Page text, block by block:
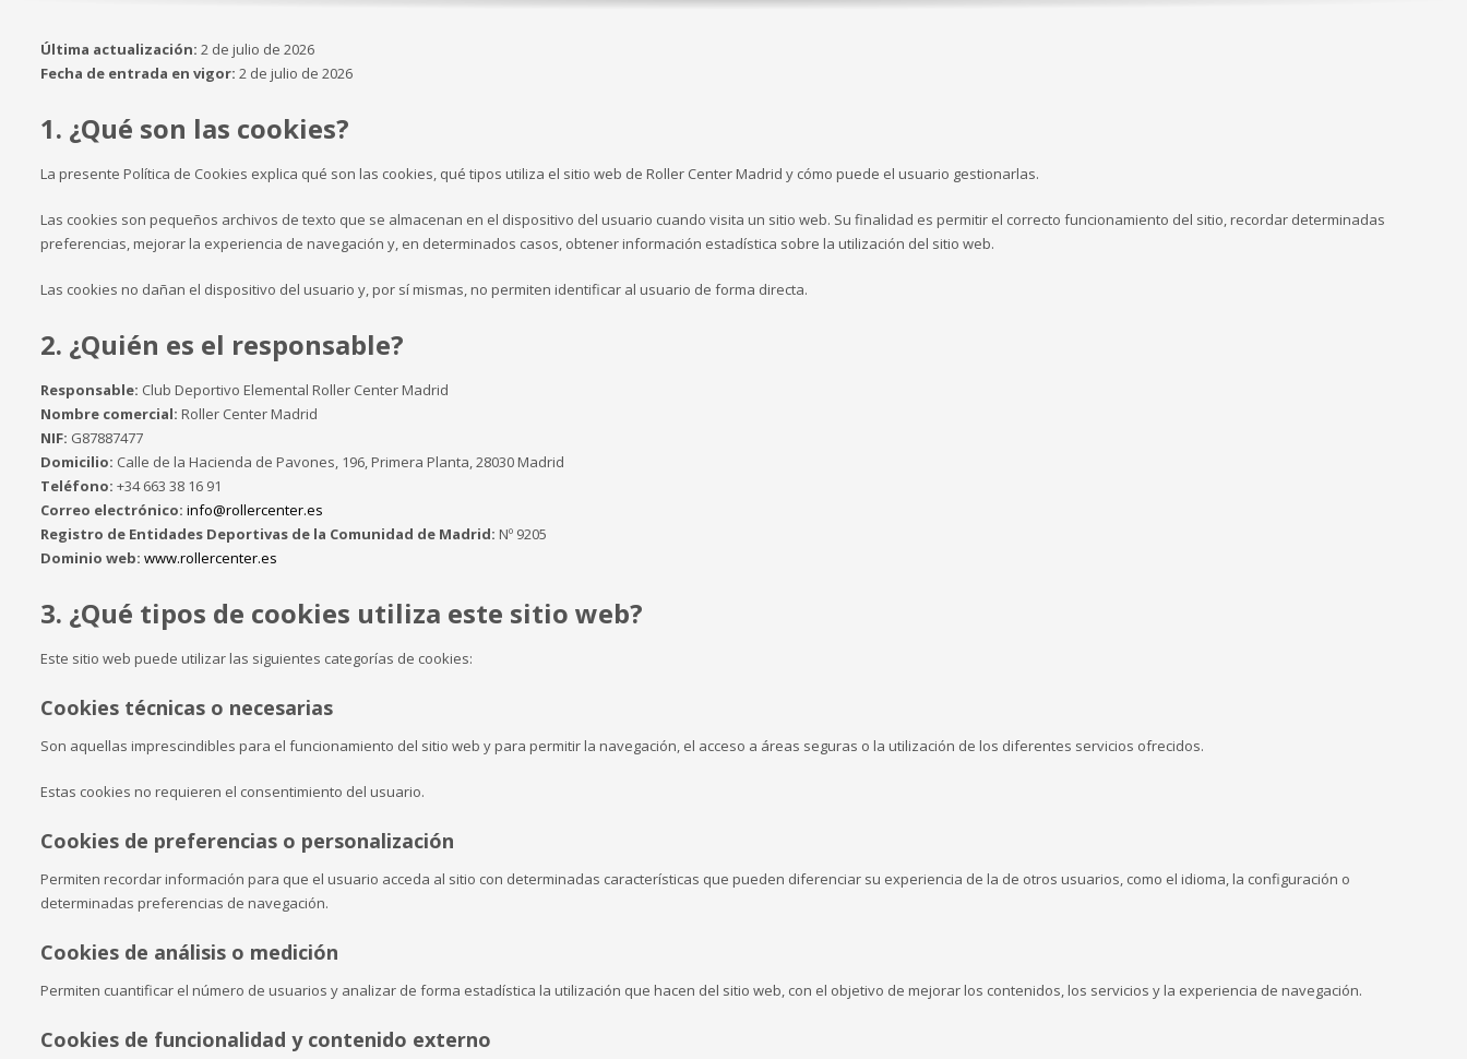
Última actualización: 2 de julio de 2026
Fecha de entrada en vigor: 2 de julio de 2026
1. ¿Qué son las cookies?
La presente Política de Cookies explica qué son las cookies, qué tipos utiliza el sitio web de Roller Center Madrid y cómo puede el usuario gestionarlas.
Las cookies son pequeños archivos de texto que se almacenan en el dispositivo del usuario cuando visita un sitio web. Su finalidad es permitir el correcto funcionamiento del sitio, recordar determinadas
preferencias, mejorar la experiencia de navegación y, en determinados casos, obtener información estadística sobre la utilización del sitio web.
Las cookies no dañan el dispositivo del usuario y, por sí mismas, no permiten identificar al usuario de forma directa.
2. ¿Quién es el responsable?
Responsable: Club Deportivo Elemental Roller Center Madrid
Nombre comercial: Roller Center Madrid
NIF: G87887477
Domicilio: Calle de la Hacienda de Pavones, 196, Primera Planta, 28030 Madrid
Teléfono: +34 663 38 16 91
Correo electrónico: info@rollercenter.es
Registro de Entidades Deportivas de la Comunidad de Madrid: Nº 9205
Dominio web: www.rollercenter.es
3. ¿Qué tipos de cookies utiliza este sitio web?
Este sitio web puede utilizar las siguientes categorías de cookies:
Cookies técnicas o necesarias
Son aquellas imprescindibles para el funcionamiento del sitio web y para permitir la navegación, el acceso a áreas seguras o la utilización de los diferentes servicios ofrecidos.
Estas cookies no requieren el consentimiento del usuario.
Cookies de preferencias o personalización
Permiten recordar información para que el usuario acceda al sitio con determinadas características que pueden diferenciar su experiencia de la de otros usuarios, como el idioma, la configuración o
determinadas preferencias de navegación.
Cookies de análisis o medición
Permiten cuantificar el número de usuarios y analizar de forma estadística la utilización que hacen del sitio web, con el objetivo de mejorar los contenidos, los servicios y la experiencia de navegación.
Cookies de funcionalidad y contenido externo